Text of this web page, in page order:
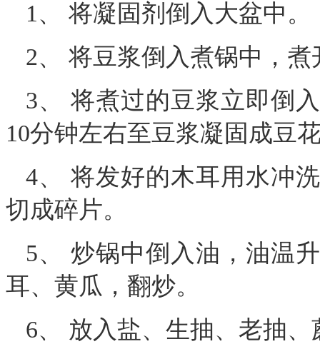
1、 将凝固剂倒入大盆中。
2、 将豆浆倒入煮锅中，
3、 将煮过的豆浆立即倒
10分钟左右至豆浆凝固成豆
4、 将发好的木耳用水冲
切成碎片。
5、 炒锅中倒入油，油温
耳、黄瓜，翻炒。
6、 放入盐、生抽、老抽